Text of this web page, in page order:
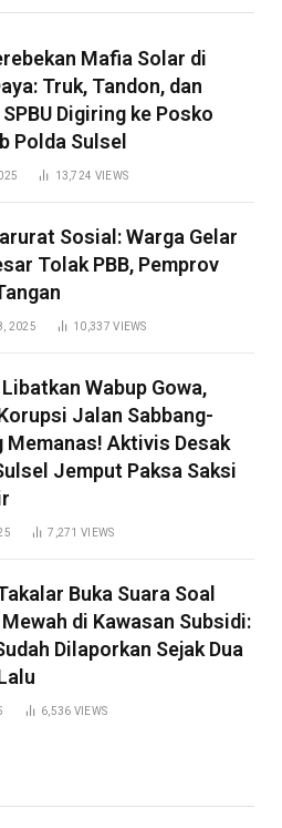
Mafia Solar di
Truk, Tandon, dan
Digiring ke Posko
Polda Sulsel
13,724 VIEWS
Sosial: Warga Gelar
Tolak PBB, Pemprov
2025 10,337VIEWS
Wabup Gowa,
Jalan Sabbang-
Memanas! Aktivis Desak
Jemput Paksa Saksi
7,271VIEWS
Buka Suara Soal
Mewah di Kawasan Subsidi:
Dilaporkan Sejak Dua
6,536 VIEWS